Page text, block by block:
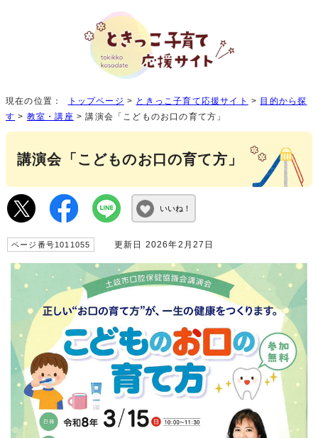
現在の位置： トップページ > ときっこ子育て応援サイト > 目的から探
す > 教室・講座 > 講演会「こどものお口の育て方」
講演会「こどものお口の育て方」
いいね！
ページ番号1011055 更新日 2026年2月27日